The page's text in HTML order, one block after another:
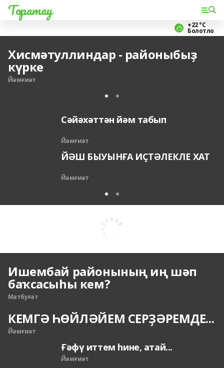
Торатау
+22 °С
Болотло
Хисмәтуллиндар - районыбыҙ
күрке
Йәмғиәт
Сәйәхәттән йәм табып
Йәмғиәт
ЙӘШ БЫУЫНҒА ИҪТӘЛЕКЛЕ ХАТ
Йәмғиәт
Ишембай районының иң шәп
баҡсасыһы кем?
Матбуғат
КЕМГӘ ҺӨЙЛӘЙЕМ СЕРҘӘРЕМДЕ...
Йәмғиәт
Ғәфү иттем һине, атай...
Йәмғиәт